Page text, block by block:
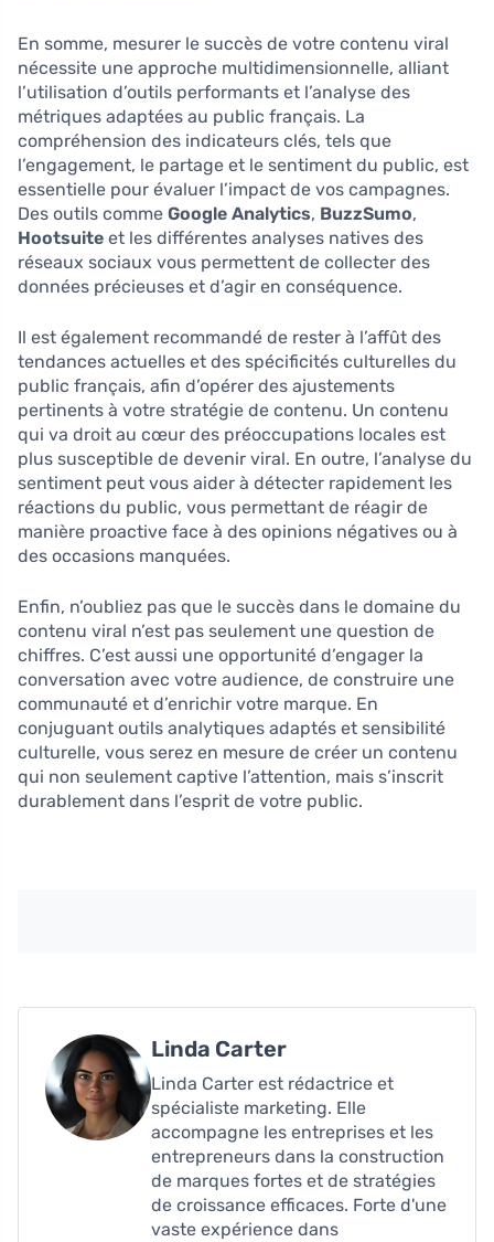
En somme, mesurer le succès de votre contenu viral
nécessite une approche multidimensionnelle, alliant
l’utilisation d’outils performants et l’analyse des
métriques adaptées au public français. La
compréhension des indicateurs clés, tels que
l’engagement, le partage et le sentiment du public, est
essentielle pour évaluer l’impact de vos campagnes.
Des outils comme Google Analytics, BuzzSumo,
Hootsuite et les différentes analyses natives des
réseaux sociaux vous permettent de collecter des
données précieuses et d’agir en conséquence.
Il est également recommandé de rester à l’affût des
tendances actuelles et des spécificités culturelles du
public français, afin d’opérer des ajustements
pertinents à votre stratégie de contenu. Un contenu
qui va droit au cœur des préoccupations locales est
plus susceptible de devenir viral. En outre, l’analyse du
sentiment peut vous aider à détecter rapidement les
réactions du public, vous permettant de réagir de
manière proactive face à des opinions négatives ou à
des occasions manquées.
Enfin, n’oubliez pas que le succès dans le domaine du
contenu viral n’est pas seulement une question de
chiffres. C’est aussi une opportunité d’engager la
conversation avec votre audience, de construire une
communauté et d’enrichir votre marque. En
conjuguant outils analytiques adaptés et sensibilité
culturelle, vous serez en mesure de créer un contenu
qui non seulement captive l’attention, mais s’inscrit
durablement dans l’esprit de votre public.
Linda Carter
Linda Carter est rédactrice et
spécialiste marketing. Elle
accompagne les entreprises et les
entrepreneurs dans la construction
de marques fortes et de stratégies
de croissance efficaces. Forte d'une
vaste expérience dans